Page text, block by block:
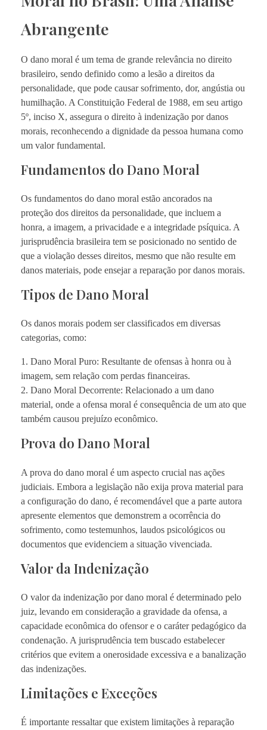
Abrangente
O dano moral é um tema de grande relevância no direito
brasileiro, sendo definido como a lesão a direitos da
personalidade, que pode causar sofrimento, dor, angústia ou
humilhação. A Constituição Federal de 1988, em seu artigo
5º, inciso X, assegura o direito à indenização por danos
morais, reconhecendo a dignidade da pessoa humana como
um valor fundamental.
Fundamentos do Dano Moral
Os fundamentos do dano moral estão ancorados na
proteção dos direitos da personalidade, que incluem a
honra, a imagem, a privacidade e a integridade psíquica. A
jurisprudência brasileira tem se posicionado no sentido de
que a violação desses direitos, mesmo que não resulte em
danos materiais, pode ensejar a reparação por danos morais.
Tipos de Dano Moral
Os danos morais podem ser classificados em diversas
categorias, como:
1. Dano Moral Puro: Resultante de ofensas à honra ou à
imagem, sem relação com perdas financeiras.
2. Dano Moral Decorrente: Relacionado a um dano
material, onde a ofensa moral é consequência de um ato que
também causou prejuízo econômico.
Prova do Dano Moral
A prova do dano moral é um aspecto crucial nas ações
judiciais. Embora a legislação não exija prova material para
a configuração do dano, é recomendável que a parte autora
apresente elementos que demonstrem a ocorrência do
sofrimento, como testemunhos, laudos psicológicos ou
documentos que evidenciem a situação vivenciada.
Valor da Indenização
O valor da indenização por dano moral é determinado pelo
juiz, levando em consideração a gravidade da ofensa, a
capacidade econômica do ofensor e o caráter pedagógico da
condenação. A jurisprudência tem buscado estabelecer
critérios que evitem a onerosidade excessiva e a banalização
das indenizações.
Limitações e Exceções
É importante ressaltar que existem limitações à reparação